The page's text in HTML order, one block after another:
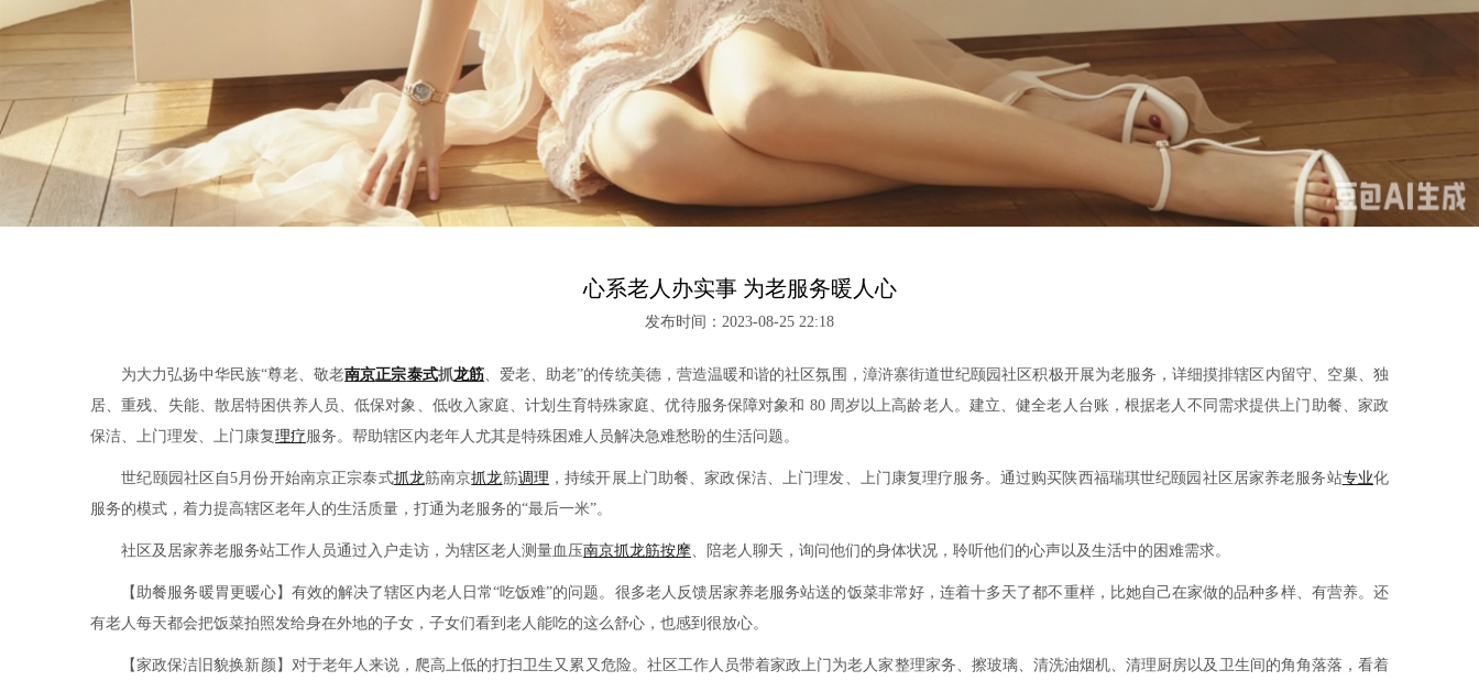
心系老人办实事 为老服务暖人心
发布时间：2023-08-25 22:18
为大力弘扬中华民族“尊老、敬老南京正宗泰式抓龙筋、爱老、助老”的传统美德，营造温暖和谐的社区氛围，漳浒寨街道世纪颐园社区积极开展为老服务，详细摸排辖区内留守、空巢、独
居、重残、失能、散居特困供养人员、低保对象、低收入家庭、计划生育特殊家庭、优待服务保障对象和 80 周岁以上高龄老人。建立、健全老人台账，根据老人不同需求提供上门助餐、家政
保洁、上门理发、上门康复理疗服务。帮助辖区内老年人尤其是特殊困难人员解决急难愁盼的生活问题。
世纪颐园社区自5月份开始南京正宗泰式抓龙筋南京抓龙筋调理 ，持续开展上门助餐、家政保洁、上门理发、上门康复理疗服务。通过购买陕西福瑞琪世纪颐园社区居家养老服务站专业化
服务的模式，着力提高辖区老年人的生活质量，打通为老服务的“最后一米”。
社区及居家养老服务站工作人员通过入户走访，为辖区老人测量血压南京抓龙筋按摩 、陪老人聊天，询问他们的身体状况，聆听他们的心声以及生活中的困难需求。
【助餐服务暖胃更暖心】有效的解决了辖区内老人日常“吃饭难”的问题。很多老人反馈居家养老服务站送的饭菜非常好，连着十多天了都不重样，比她自己在家做的品种多样、有营养。还
有老人每天都会把饭菜拍照发给身在外地的子女，子女们看到老人能吃的这么舒心，也感到很放心。
【家政保洁旧貌换新颜】对于老年人来说，爬高上低的打扫卫生又累又危险。社区工作人员带着家政上门为老人家整理家务、擦玻璃、清洗油烟机、清理厨房以及卫生间的角角落落，看着